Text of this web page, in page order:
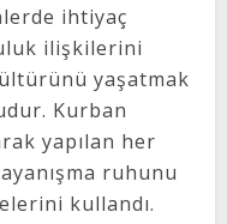
ihtiyaç
ilişkilerini
yaşatmak
Kurban
yapılan her
ruhunu
kullandı.